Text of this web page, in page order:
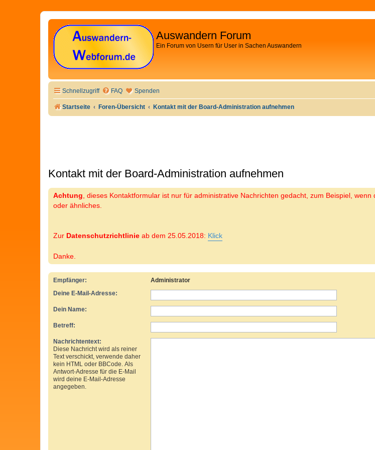
Auswandern Forum
Ein Forum von Usern für User in Sachen Auswandern
Schnellzugriff FAQ Spenden
Startseite Foren-Übersicht Kontakt mit der Board-Administration aufnehmen
Kontakt mit der Board-Administration aufnehmen
Achtung , dieses Kontaktformular ist nur für administrative Nachrichten gedacht, zum Beispiel,
oder ähnliches.
Zur Datenschutzrichtlinie ab dem 25.05.2018: Klick
Danke.
Empfänger:
Administrator
Deine E-Mail-Adresse:
Dein Name:
Betreff:
Nachrichtentext:
Diese Nachricht wird als reiner
Text verschickt, verwende daher
kein HTML oder BBCode. Als
Antwort-Adresse für die E-Mail
wird deine E-Mail-Adresse
angegeben.